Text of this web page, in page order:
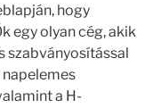
hogy
egy olyan cég, akik
szabványosítással
a H-